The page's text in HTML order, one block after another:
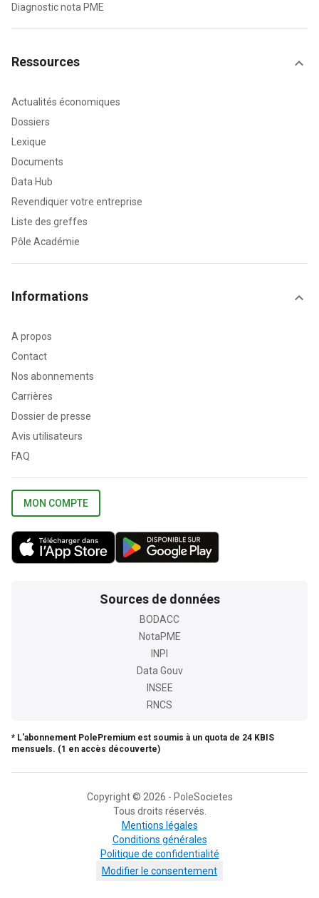
Diagnostic nota PME
Ressources
Actualités économiques
Dossiers
Lexique
Documents
Data Hub
Revendiquer votre entreprise
Liste des greffes
Pôle Académie
Informations
A propos
Contact
Nos abonnements
Carrières
Dossier de presse
Avis utilisateurs
FAQ
MON COMPTE
Sources de données
BODACC
NotaPME
INPI
Data Gouv
INSEE
RNCS
* L'abonnement PolePremium est soumis à un quota de 24 KBIS
mensuels. (1 en accès découverte)
Copyright © 2026 - PoleSocietes
Tous droits réservés.
Mentions légales
Conditions générales
Politique de confidentialité
Modifier le consentement